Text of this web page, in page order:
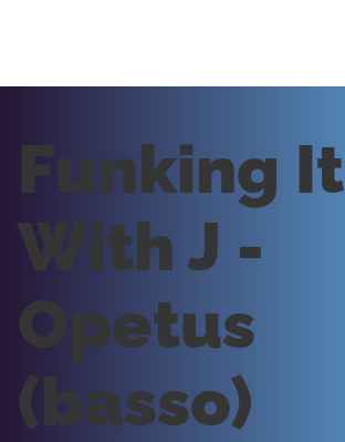
Funking It
With J -
Opetus
(basso)